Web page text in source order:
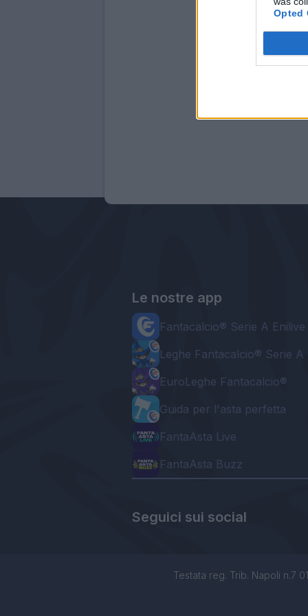
Opted
Le nostre app
Fantacalcio® Serie A Enilive
Leghe Fantacalcio® Serie A
EuroLeghe Fantacalcio®
Guida per l'asta perfetta
FantaAsta Live
FantaAsta Buzz
Seguici sui social
Testata reg. Trib. Napoli n.7